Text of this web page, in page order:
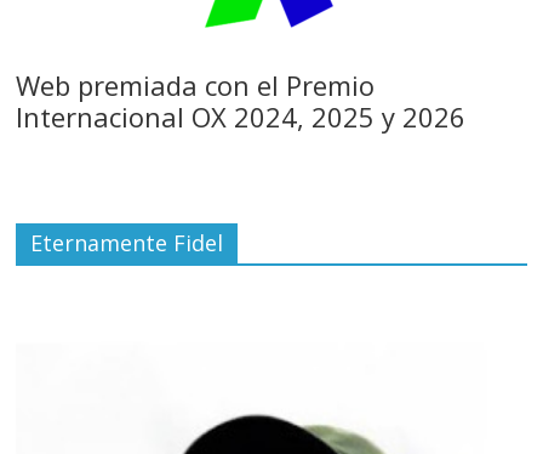
Web premiada con el Premio
Internacional OX 2024, 2025 y 2026
Eternamente Fidel